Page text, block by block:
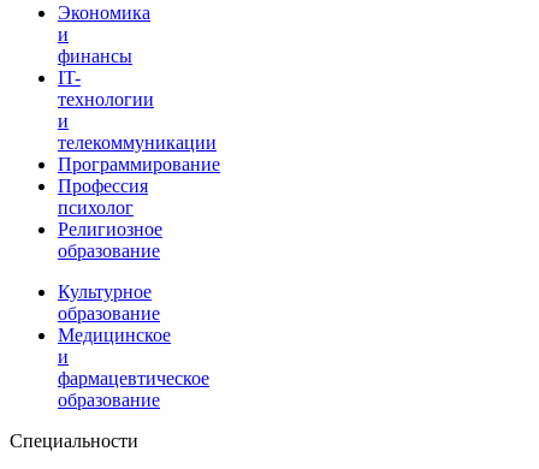
Экономика
и
финансы
IT-
технологии
и
телекоммуникации
Программирование
Профессия
психолог
Религиозное
образование
Культурное
образование
Медицинское
и
фармацевтическое
образование
Специальности